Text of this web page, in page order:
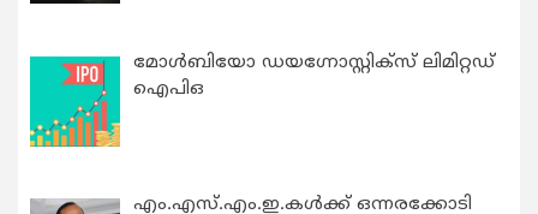
മോൾബിയോ ഡയഗ്നോസ്റ്റിക്സ് ലിമിറ്റഡ്
ഐപിഒ
എം.എസ്.എം.ഇ.കൾക്ക് ഒന്നരക്കോടി